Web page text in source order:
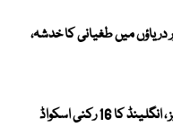
اور دریاؤں میں طغیانی کا خدشہ،
پاکستان کیخلاف ٹیسٹ سیریز ، انگلینڈ کا 16 رکنی اسکواڈ